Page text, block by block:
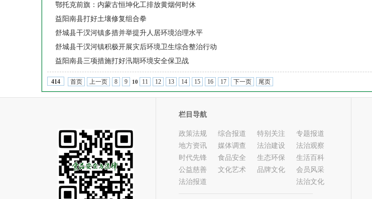
鄂托克前旗：内蒙古恒坤化工排放黄烟何时休
益阳南县打好土壤修复组合拳
舒城县干汊河镇多措并举提升人居环境治理水平
舒城县干汊河镇积极开展灾后环境卫生综合整治行动
益阳南县三项措施打好汛期环境安全保卫战
414 首页 上一页 8 9 10 11 12 13 14 15 16 17 下一页 尾页
栏目导航
政策法规 综合报道 特别关注
专题报道
地方资讯
媒体调查 法治建设
法治观察
时代先锋
食品安全 生态环保
生活百科
公益慈善
文化艺术 品牌文化
会员风采
法治报道
法治文化